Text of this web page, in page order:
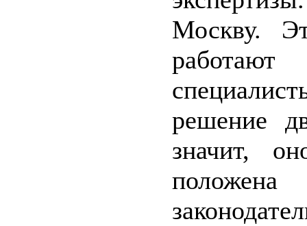
Москву.
решение
значит,
положена